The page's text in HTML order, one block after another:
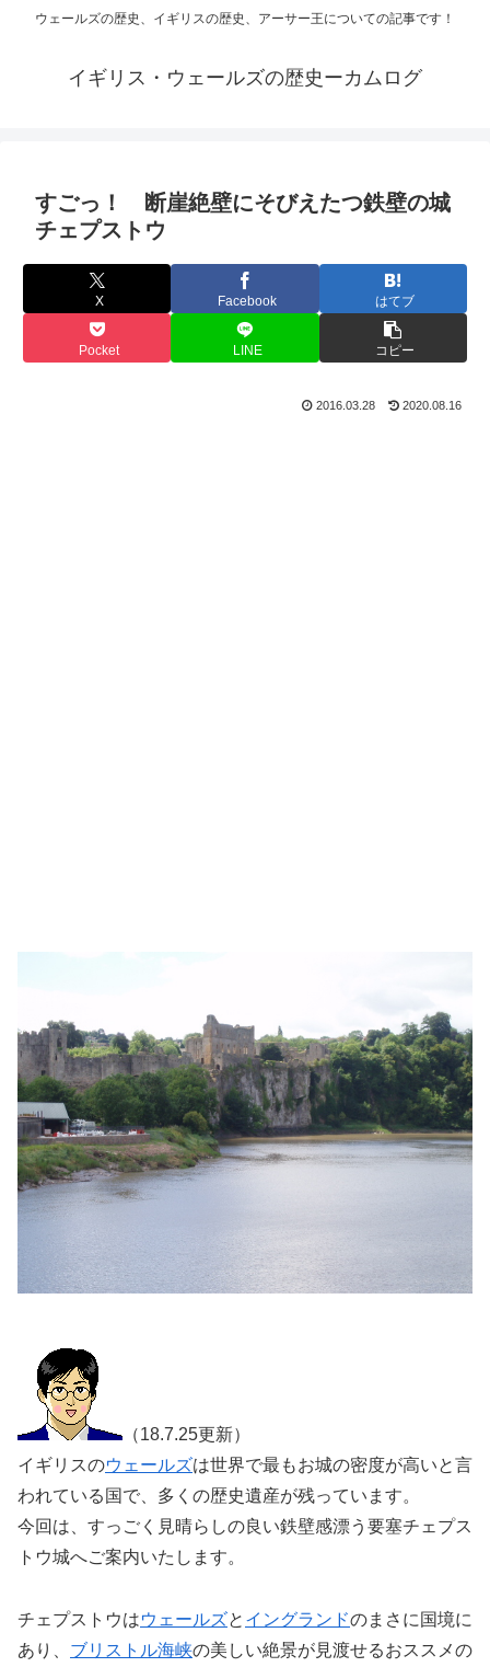
ウェールズの歴史、イギリスの歴史、アーサー王についての記事です！
イギリス・ウェールズの歴史ーカムログ
すごっ！ 断崖絶壁にそびえたつ鉄壁の城
チェプストウ
X Facebook はてブ
Pocket LINE コピー
2016.03.28 2020.08.16
（18.7.25更新）
イギリスのウェールズは世界で最もお城の密度が高いと言
われている国で、多くの歴史遺産が残っています。
今回は、すっごく見晴らしの良い鉄壁感漂う要塞チェプス
トウ城へご案内いたします。
チェプストウはウェールズと イングランドのまさに国境に
あり、 ブリストル海峡の美しい絶景が見渡せるおススメの